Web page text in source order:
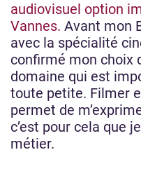
audiovisuel option
Vannes. Avant mon
avec la spécialité
confirmé mon choix
domaine qui est
toute petite. Filmer
permet de
c’est pour cela que
métier.